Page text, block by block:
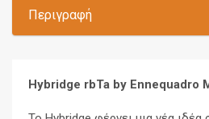
Περιγραφή
Hybridge rbTa by Ennequadro